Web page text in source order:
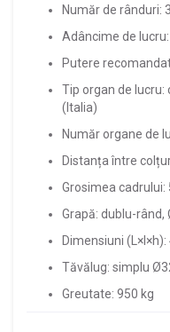
Număr de rânduri: 3
Adâncime de
Putere
Tip organ de lucru:
(Italia)
Număr organe de
Distanța între
Grosimea cadrului:
Grapă: dublu-
Dimensiuni
Tăvălug: simplu
Greutate: 950 kg